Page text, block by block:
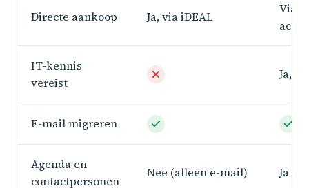
Directe aankoop Ja, via iDEAL
Via
IT-kennis
vereist
Ja,
E-mail migreren
Agenda en
contactpersonen
Nee (alleen e-mail) Ja